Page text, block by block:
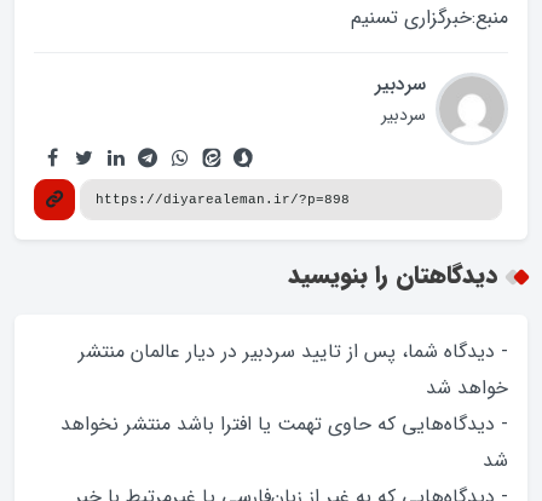
منبع:خبرگزاری تسنیم
سردبیر
سردبیر
دیدگاهتان را بنویسید
- دیدگاه شما، پس از تایید سردبیر در دیار عالمان منتشر
خواهد‌ شد
- دیدگاه‌هایی که حاوی تهمت یا افترا باشد منتشر نخواهد‌
شد